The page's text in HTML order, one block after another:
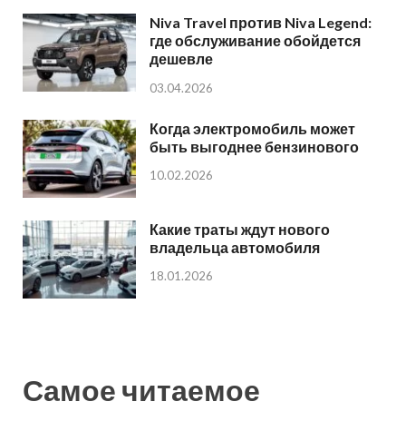
Niva Travel против Niva Legend:
где обслуживание обойдется
дешевле
03.04.2026
Когда электромобиль может
быть выгоднее бензинового
10.02.2026
Какие траты ждут нового
владельца автомобиля
18.01.2026
Самое читаемое